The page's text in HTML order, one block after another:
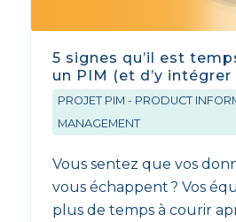
5 signes qu’il est
un PIM (et d’y intégrer
PROJET PIM - PRODUCT
MANAGEMENT
Vous sentez que vos
vous échappent ? Vos
plus de temps à courir